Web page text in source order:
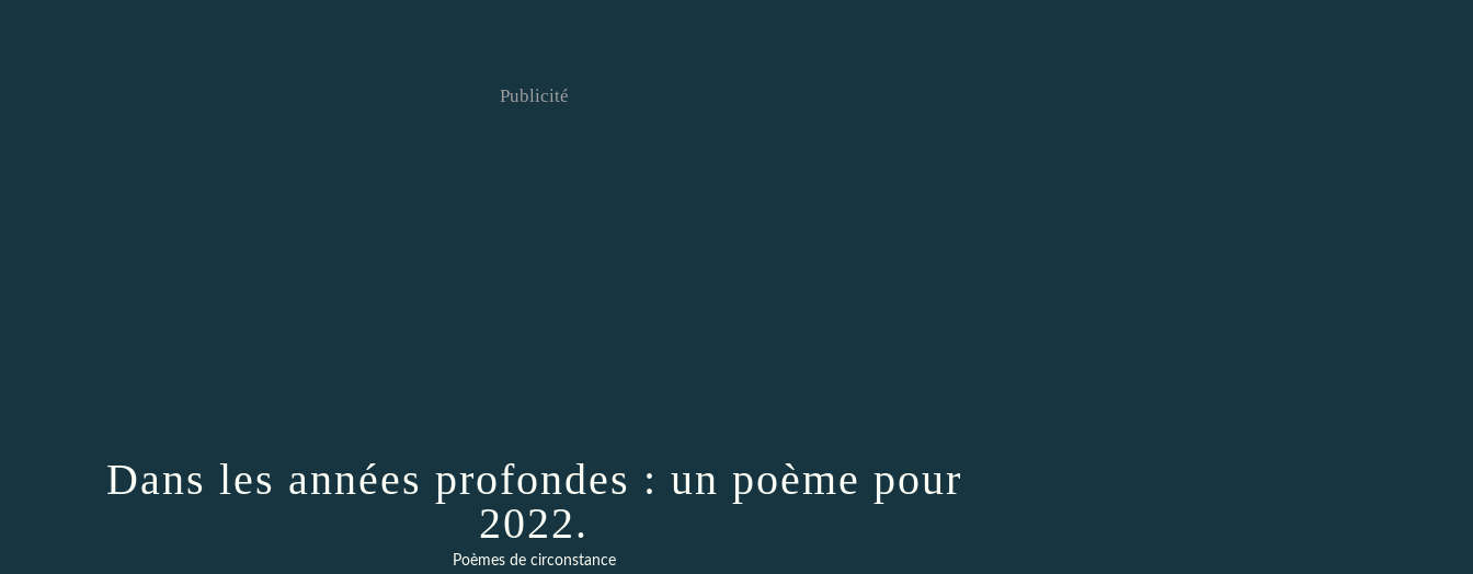
Publicité
Dans les années profondes : un poème pour
2022.
Poèmes de circonstance